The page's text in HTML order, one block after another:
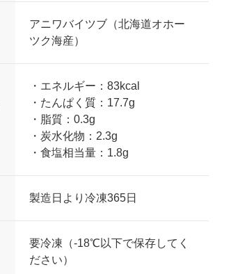
アニワバイツブ（北海道オホー
ツク海産）
・エネルギー：83kcal
・たんぱく質：17.7g
・脂質：0.3g
・炭水化物：2.3g
・食塩相当量：1.8g
製造日より冷凍365日
要冷凍（-18℃以下で保存してく
ださい）